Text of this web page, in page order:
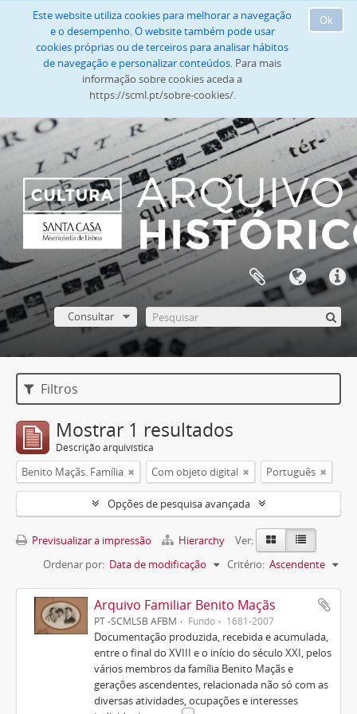
Ok
Este website utiliza cookies para melhorar a navegação
e o desempenho. O website também pode usar
cookies próprias ou de terceiros para analisar hábitos
de navegação e personalizar conteúdos. Para mais
informação sobre cookies aceda a
https://scml.pt/sobre-cookies/.
Consultar
Filtros
Mostrar 1 resultados
Descrição arquivística
Benito Maçãs. Família Com objeto digital Português
Opções de pesquisa avançada
Previsualizar a impressão Hierarchy
Ver:
Ordenar por: Data de modificação Critério: Ascendente
Arquivo Familiar Benito Maçãs
PT -SCMLSB AFBM Fundo 1681-2007
Documentação produzida, recebida e acumulada,
entre o final do XVIII e o início do século XXI, pelos
vários membros da família Benito Maçãs e
gerações ascendentes, relacionada não só com as
diversas atividades, ocupações e interesses